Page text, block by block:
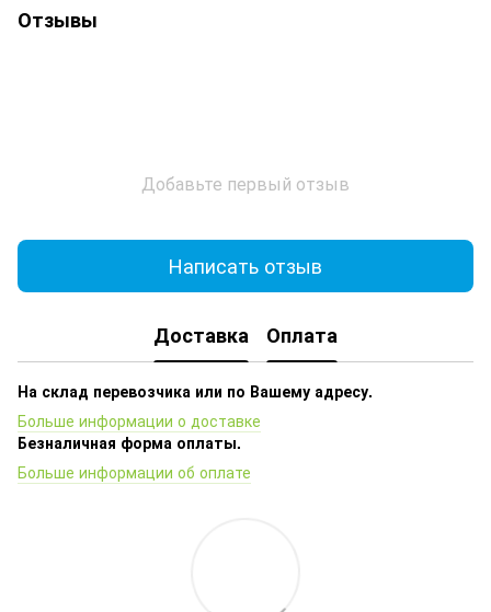
Отзывы
Добавьте первый отзыв
Написать отзыв
Доставка Оплата
На склад перевозчика или по Вашему адресу.
Больше информации о доставке
Безналичная форма оплаты.
Больше информации об оплате